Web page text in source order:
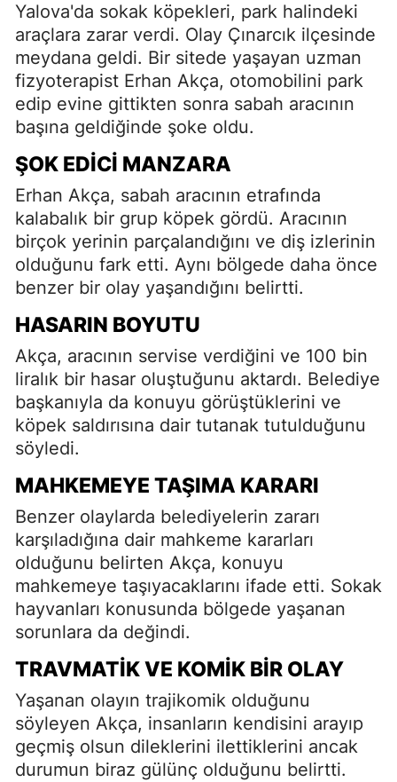
Yalova'da sokak köpekleri, park halindeki
araçlara zarar verdi. Olay Çınarcık ilçesinde
meydana geldi. Bir sitede yaşayan uzman
fizyoterapist Erhan Akça, otomobilini park
edip evine gittikten sonra sabah aracının
başına geldiğinde şoke oldu.
ŞOK EDICI MANZARA
Erhan Akça, sabah aracının etrafında
kalabalık bir grup köpek gördü. Aracının
birçok yerinin parçalandığını ve diş izlerinin
olduğunu fark etti. Aynı bölgede daha önce
benzer bir olay yaşandığını belirtti.
HASARIN BOYUTU
Akça, aracının servise verdiğini ve 100 bin
liralık bir hasar oluştuğunu aktardı. Belediye
başkanıyla da konuyu görüştüklerini ve
köpek saldırısına dair tutanak tutulduğunu
söyledi.
MAHKEMEYE TAŞIMA KARARI
Benzer olaylarda belediyelerin zararı
karşıladığına dair mahkeme kararları
olduğunu belirten Akça, konuyu
mahkemeye taşıyacaklarını ifade etti. Sokak
hayvanları konusunda bölgede yaşanan
sorunlara da değindi.
TRAVMATIK VE KOMIK BIR OLAY
Yaşanan olayın trajikomik olduğunu
söyleyen Akça, insanların kendisini arayıp
geçmiş olsun dileklerini ilettiklerini ancak
durumun biraz gülünç olduğunu belirtti.